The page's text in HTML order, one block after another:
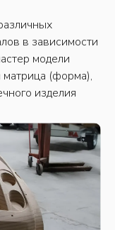
в зависимости
модели
матрица (форма),
изделия